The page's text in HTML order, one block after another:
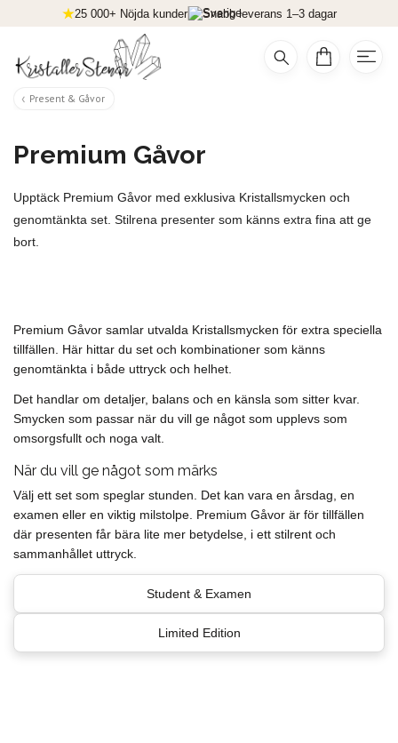
25 000+ Nöjda kunder Snabb leverans 1–3 dagar
Present & Gåvor
Premium Gåvor
Upptäck Premium Gåvor med exklusiva Kristallsmycken och
genomtänkta set. Stilrena presenter som känns extra fina att ge
bort.
Premium Gåvor samlar utvalda Kristallsmycken för extra speciella
tillfällen. Här hittar du set och kombinationer som känns
genomtänkta i både uttryck och helhet.
Det handlar om detaljer, balans och en känsla som sitter kvar.
Smycken som passar när du vill ge något som upplevs som
omsorgsfullt och noga valt.
När du vill ge något som märks
Välj ett set som speglar stunden. Det kan vara en årsdag, en
examen eller en viktig milstolpe. Premium Gåvor är för tillfällen
där presenten får bära lite mer betydelse, i ett stilrent och
sammanhållet uttryck.
Student & Examen
Limited Edition